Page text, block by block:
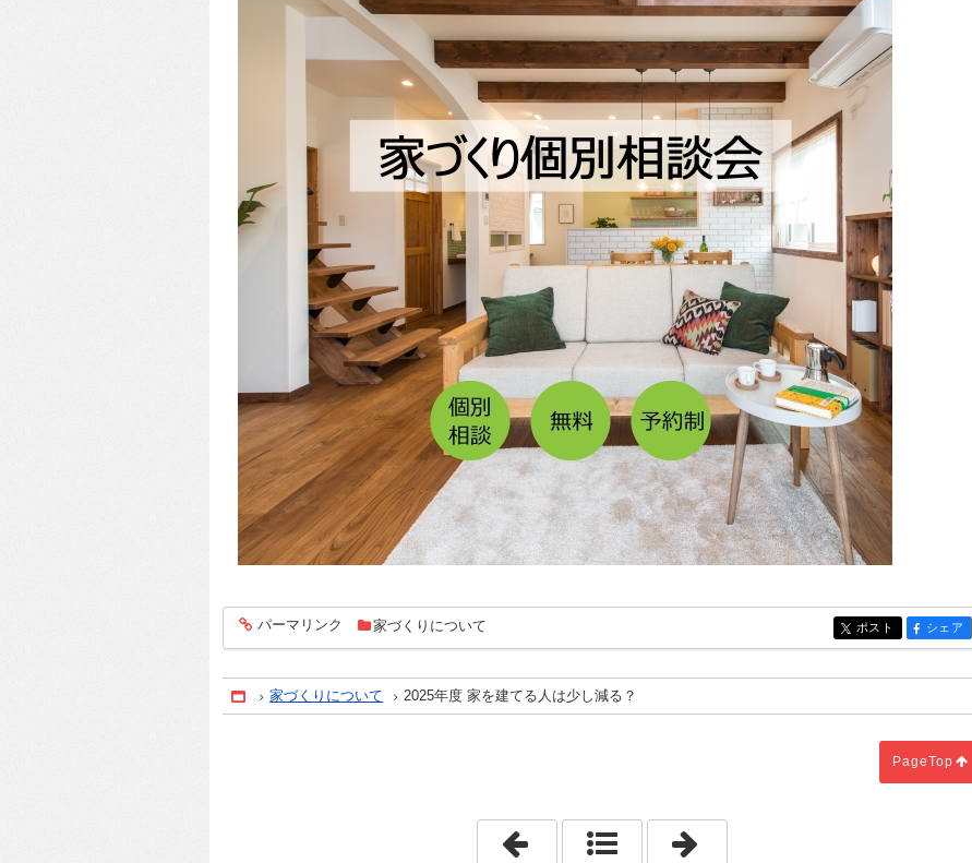
entry247
パーマリンク 家づくりについて entry247
ポスト entry247
シェア
Home
家づくりについて 2025年度 家を建てる人は少し減る？
PageTop
「都会（東京圏）から西条市に移住すれば１００万円！？」